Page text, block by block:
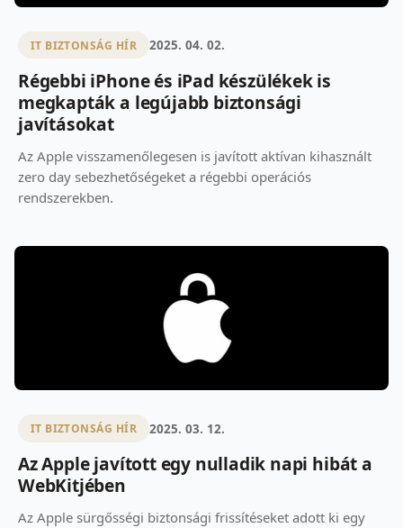
IT BIZTONSÁG HÍR 2025. 04. 02.
Régebbi iPhone és iPad készülékek is
megkapták a legújabb biztonsági
javításokat
Az Apple visszamenőlegesen is javított aktívan kihasznált
zero day sebezhetőségeket a régebbi operációs
rendszerekben.
IT BIZTONSÁG HÍR 2025. 03. 12.
Az Apple javított egy nulladik napi hibát a
WebKitjében
Az Apple sürgősségi biztonsági frissítéseket adott ki egy